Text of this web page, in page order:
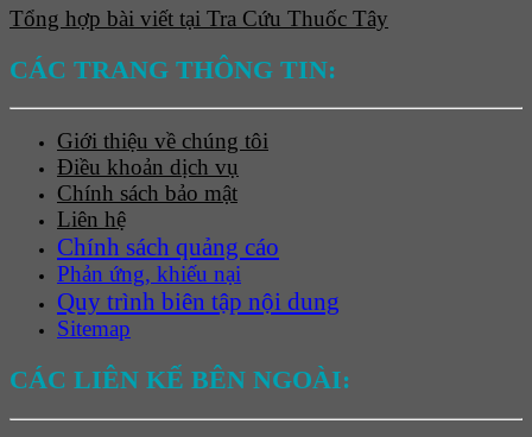
Tổng hợp bài viết tại Tra Cứu Thuốc Tây
CÁC TRANG THÔNG TIN:
Giới thiệu về chúng tôi
Điều khoản dịch vụ
Chính sách bảo mật
Liên hệ
Chính sách quảng cáo
Phản ứng, khiếu nại
Quy trình biên tập nội dung
Sitemap
CÁC LIÊN KẾ BÊN NGOÀI: